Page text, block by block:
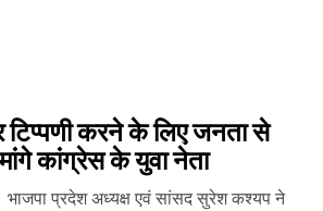
टिप्पणी करने के लिए जनता से
कांग्रेस के युवा नेता
प्रदेश अध्यक्ष एवं सांसद सुरेश कश्यप ने